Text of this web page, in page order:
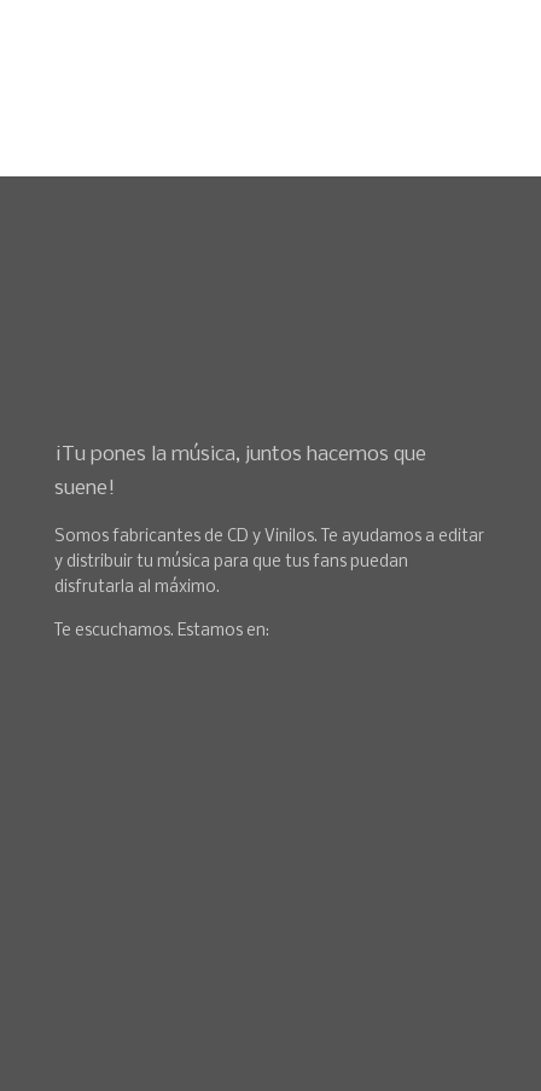
¡Tu pones la música, juntos hacemos que
suene!
Somos fabricantes de CD y Vinilos. Te ayudamos a editar
y distribuir tu música para que tus fans puedan
disfrutarla al máximo.
Te escuchamos. Estamos en: